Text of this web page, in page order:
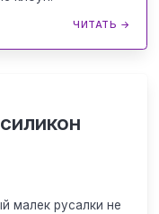
ЧИТАТЬ →
малек русалки не